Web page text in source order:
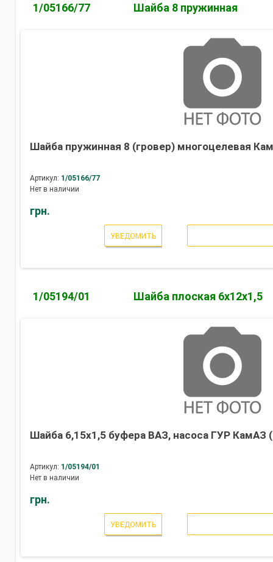
1/05166/77 Шайба 8 пружинная
Шайба пружинная 8 (гровер) многоцелевая
Артикул: 1/05166/77
Нет в наличии
грн.
УВЕДОМИТЬ
1/05194/01 Шайба плоская 6х12х1,5
Шайба 6,15х1,5 буфера ВАЗ, насоса ГУР КамАЗ
Артикул: 1/05194/01
Нет в наличии
грн.
УВЕДОМИТЬ